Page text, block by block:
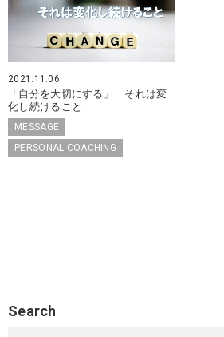
2021.11.06
「自分を大切にする」 それは変
化し続けること
MESSAGE
PERSONAL COACHING
Search